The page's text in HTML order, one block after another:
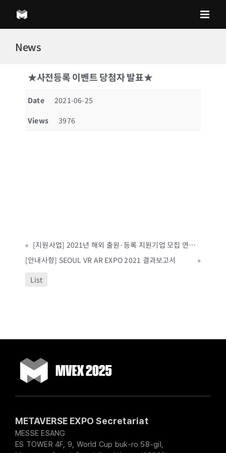
content
News
★사전등록 이벤트 당첨자 발표★
Date
2021-06-25
Views
3976
«
[지원사업] 2021년 해외 출원·등록 지원기업 모집 연장 공고(2차) (한국지식재산보호원, ~6/23까지)
[안내사항] SEOUL VR AR EXPO 2021 결과보고서
»
List
METAVERSE EXPO Secretariat
MESSE ESANG
ES TOWER 4F, 9, World Cup buk-ro 58-gil,